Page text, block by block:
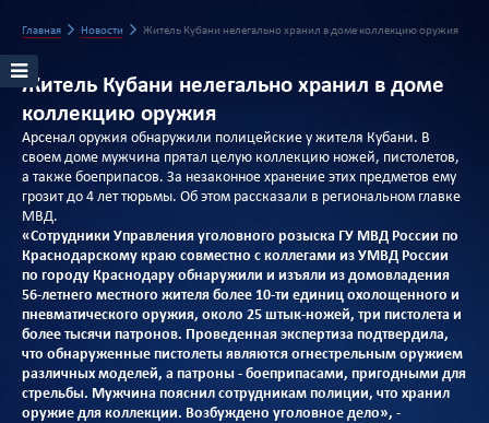
Главная Новости Житель Кубани нелегально хранил в доме коллекцию оружия
Житель Кубани нелегально хранил в доме
коллекцию оружия
Арсенал оружия обнаружили полицейские у жителя Кубани. В
своем доме мужчина прятал целую коллекцию ножей, пистолетов,
а также боеприпасов. За незаконное хранение этих предметов ему
грозит до 4 лет тюрьмы. Об этом рассказали в региональном главке
МВД.
«Сотрудники Управления уголовного розыска ГУ МВД России по
Краснодарскому краю совместно с коллегами из УМВД России
по городу Краснодару обнаружили и изъяли из домовладения
56-летнего местного жителя более 10-ти единиц охолощенного и
пневматического оружия, около 25 штык-ножей, три пистолета и
более тысячи патронов. Проведенная экспертиза подтвердила,
что обнаруженные пистолеты являются огнестрельным оружием
различных моделей, а патроны - боеприпасами, пригодными для
стрельбы. Мужчина пояснил сотрудникам полиции, что хранил
оружие для коллекции. Возбуждено уголовное дело», -